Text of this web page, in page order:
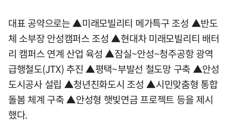
대표 공약으로는 ▲미래모빌리티 메가특구 조성 ▲반도
체 소부장 안성캠퍼스 조성 ▲현대차 미래모빌리티 배터
리 캠퍼스 연계 산업 육성 ▲잠실~안성~청주공항 광역
급행철도(JTX) 추진 ▲평택~부발선 철도망 구축 ▲안성
도시공사 설립 ▲청년친화도시 조성 ▲시민맞춤형 통합
돌봄 체계 구축 ▲안성형 햇빛연금 프로젝트 등을 제시
했다.